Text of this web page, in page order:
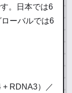
。日本では6
ーバルでは6
+ RDNA3）／